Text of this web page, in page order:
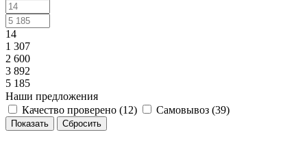
14
1 307
2 600
3 892
5 185
Наши предложения
Качество проверено (12) Самовывоз (39)
Сбросить